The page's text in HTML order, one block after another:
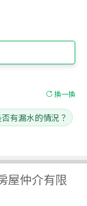
屋仲介有限
換一換
有漏水的情況？